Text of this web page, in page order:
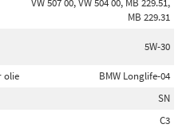
VW 507 00, VW 504 00, MB 229.51,
MB 229.31
5W-30
olie
BMW Longlife-04
SN
C3